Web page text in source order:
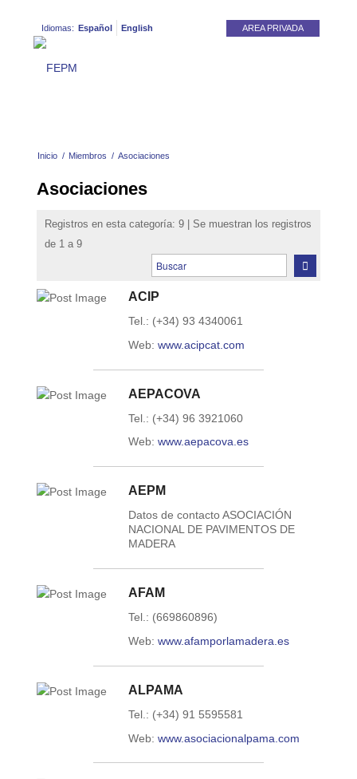
AREA PRIVADA
Idiomas: Español English
Inicio / Miembros / Asociaciones
Asociaciones
Registros en esta categoría: 9 | Se muestran los registros
de 1 a 9
ACIP
Tel.: (+34) 93 4340061
Web:www.acipcat.com
AEPACOVA
Tel.: (+34) 96 3921060
Web:www.aepacova.es
AEPM
Datos de contacto ASOCIACIÓN
NACIONAL DE PAVIMENTOS DE
MADERA
AFAM
Tel.: (669860896)
Web:www.afamporlamadera.es
ALPAMA
Tel.: (+34) 91 5595581
Web:www.asociacionalpama.com